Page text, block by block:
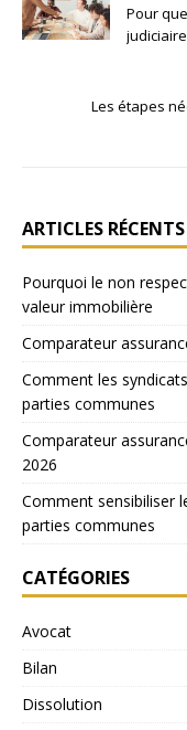
Pour
Les étapes
ARTICLES RÉCENTS
Pourquoi le non
valeur immobilière
Comparateur
Comment les
parties communes
Comparateur
2026
Comment sensibiliser
parties communes
CATÉGORIES
Avocat
Bilan
Dissolution